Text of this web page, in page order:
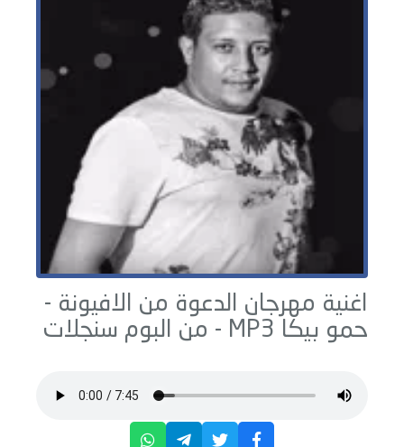
اغنية مهرجان الدعوة من الافيونة -
حمو بيكا
سنجلات